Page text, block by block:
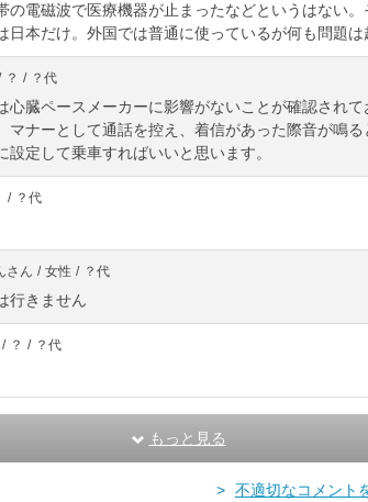
の電磁波で医療機器が止まったなどというはない
日本だけ。外国では普通に使っているが何も問題は
？ / ？代
心臓ペースメーカーに影響がないことが確認され
マナーとして通話を控え、着信があった際音が鳴
設定して乗車すればいいと思います。
/ ？代
さん / 女性 / ？代
行きません
/ ？ / ？代
もっと見る
不適切なコメント